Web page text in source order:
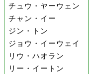
チュウ・ヤーウェン
チャン・イー
ジン・トン
ジョウ・イーウェイ
リウ・ハオラン
リー・イートン